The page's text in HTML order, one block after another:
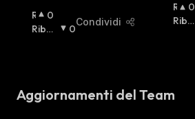
R
I
S
0
Ribas
0
Condividi
R
I
T
0
Ribas
Aggiornamenti del Team